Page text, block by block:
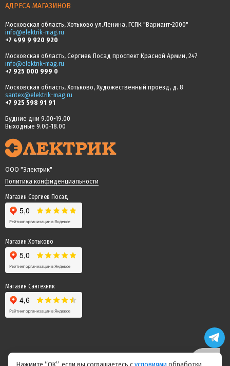
АДРЕСА МАГАЗИНОВ
Московская область, Хотьково ул.Ленина, ГСПК "Вариант-2000"
info@elektrik-mag.ru
+7 499 9 920 920
Московская область, Сергиев Посад проспект Красной Армии, 247
info@elektrik-mag.ru
+7 925 000 999 0
Московская область, Хотьково, Художественный проезд, д. 8
santex@elektrik-mag.ru
+7 925 598 91 91
Будние дни 9.00-19.00
Выходные 9.00-18.00
ООО "Электрик"
Политика конфиденциальности
Магазин Сергиев Посад
Магазин Хотьково
Магазин Сантехник